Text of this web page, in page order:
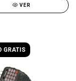
VER
GRATIS